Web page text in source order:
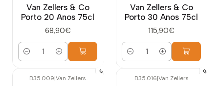
Van Zellers & Co
Porto 20 Anos 75cl
68,90€
Quantidade
Van Zellers & Co
Porto 30 Anos 75cl
115,90€
Quantidade
B35.009|Van Zellers B35.016|Van Zellers